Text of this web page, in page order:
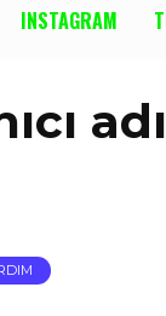
INSTAGRAM